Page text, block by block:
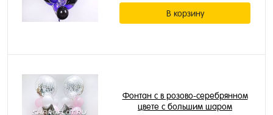
В корзину
Фонтан с в розово-серебрянном
цвете с большим шаром